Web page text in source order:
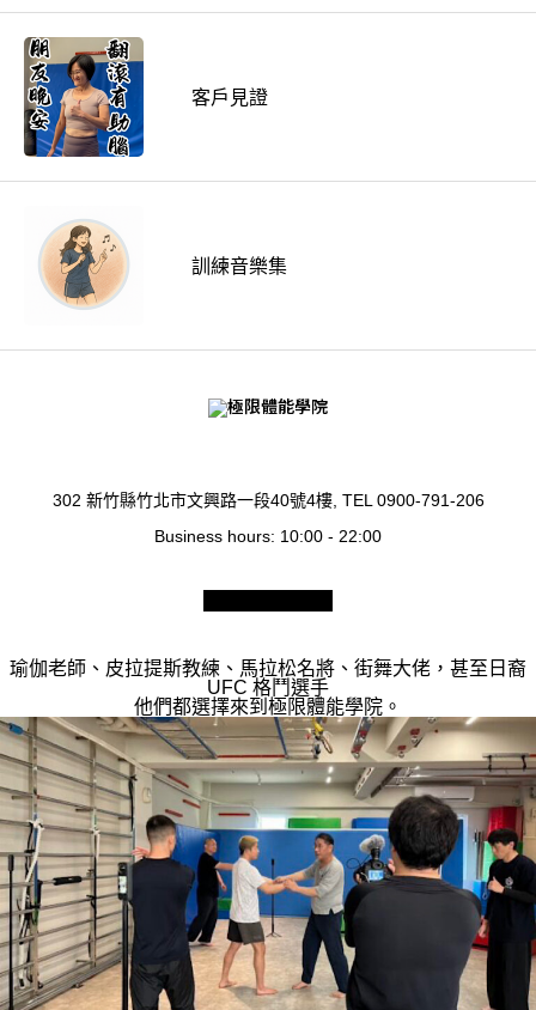
客戶見證
訓練音樂集
302 新竹縣竹北市文興路一段40號4樓, TEL 0900-791-206
Business hours: 10:00 - 22:00
瑜伽老師、皮拉提斯教練、馬拉松名將、街舞大佬，甚至日裔
UFC 格鬥選手
他們都選擇來到極限體能學院。